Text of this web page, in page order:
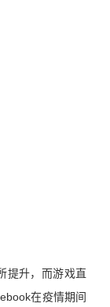
提升，而游戏直
在疫情期间